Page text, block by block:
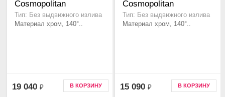
Cosmopolitan
Тип: Без выдвижного излива
Материал хром, 140°..
19 040 ₽ В КОРЗИНУ
Cosmopolitan
Тип: Без выдвижного излива
Материал хром, 140°..
15 090 ₽ В КОРЗИНУ